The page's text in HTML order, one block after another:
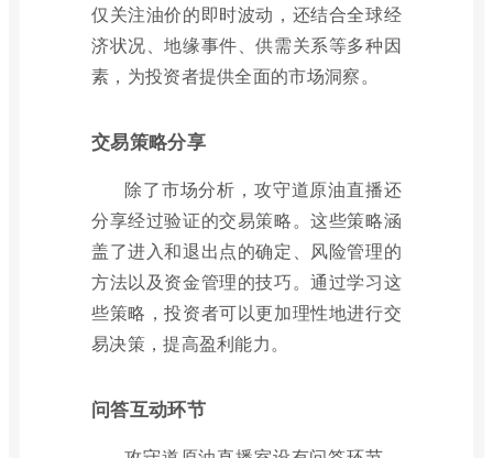
仅关注油价的即时波动，还结合全球经
济状况、地缘事件、供需关系等多种因
素，为投资者提供全面的市场洞察。
交易策略分享
除了市场分析，攻守道原油直播还
分享经过验证的交易策略。这些策略涵
盖了进入和退出点的确定、风险管理的
方法以及资金管理的技巧。通过学习这
些策略，投资者可以更加理性地进行交
易决策，提高盈利能力。
问答互动环节